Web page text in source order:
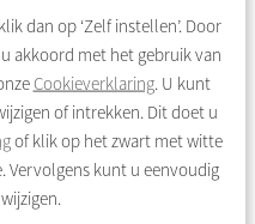
dan op ‘Zelf instellen’. Door
akkoord met het gebruik van
Cookieverklaring. U kunt
of intrekken. Dit doet u
of klik op het zwart met witte
Vervolgens kunt u eenvoudig
alleen, dus waarom zou
na om te
Kleine
voorrang verhuizen naar